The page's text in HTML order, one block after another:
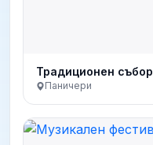
Традиционен събор
Паничери